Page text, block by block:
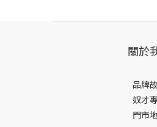
關於
品牌
奴才
門市